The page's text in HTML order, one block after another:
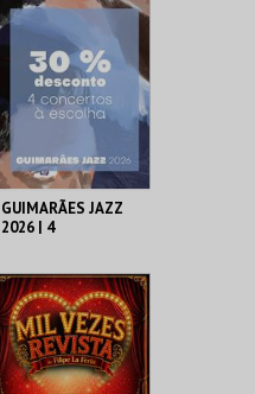
AQUISIÇÃO
MAIS INFO
COMPRAR
GUIMARÃES JAZZ
2026 | 4
AQUISIÇÃO
MAIS INFO